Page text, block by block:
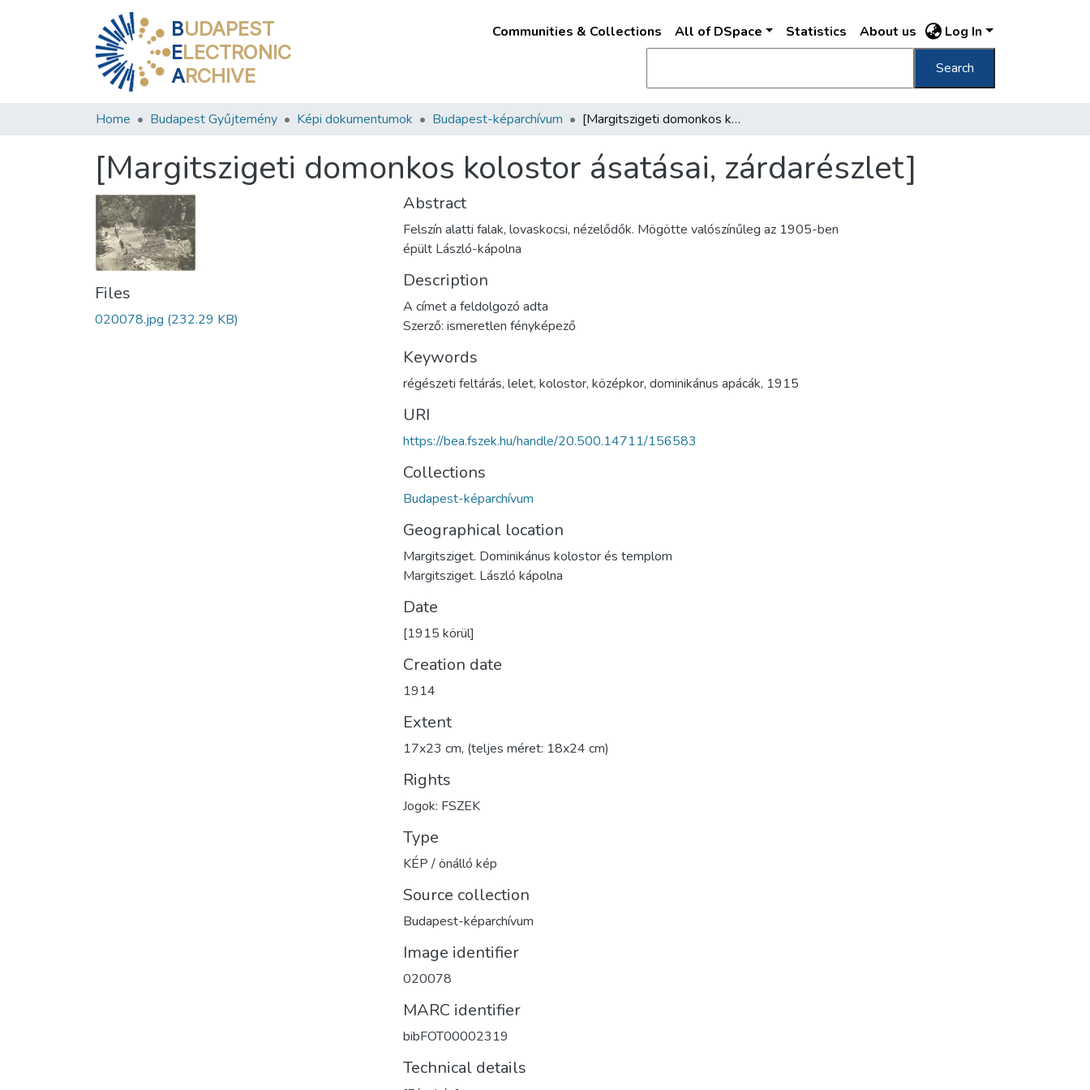
BUDAPEST
ELECTRONIC
ARCHIVE
Communities & Collections All of DSpace Statistics About us Log In
Search
Home Budapest Gyűjtemény Képi dokumentumok Budapest-képarchívum [Margitszigeti domonkos kolostor ásatásai, zárdarészlet]
[Margitszigeti domonkos kolostor ásatásai, zárdarészlet]
Files
020078.jpg (232.29 KB)
Abstract
Felszín alatti falak, lovaskocsi, nézelődők. Mögötte valószínűleg az 1905-ben
épült László-kápolna
Description
A címet a feldolgozó adta
Szerző: ismeretlen fényképező
Keywords
régészeti feltárás, lelet, kolostor, középkor, dominikánus apácák, 1915
URI
https://bea.fszek.hu/handle/20.500.14711/156583
Collections
Budapest-képarchívum
Geographical location
Margitsziget. Dominikánus kolostor és templom
Margitsziget. László kápolna
Date
[1915 körül]
Creation date
1914
Extent
17x23 cm, (teljes méret: 18x24 cm)
Rights
Jogok: FSZEK
Type
KÉP / önálló kép
Source collection
Budapest-képarchívum
Image identifier
020078
MARC identifier
bibFOT00002319
Technical details